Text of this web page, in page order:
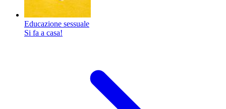
Educazione sessuale
Si fa a casa!